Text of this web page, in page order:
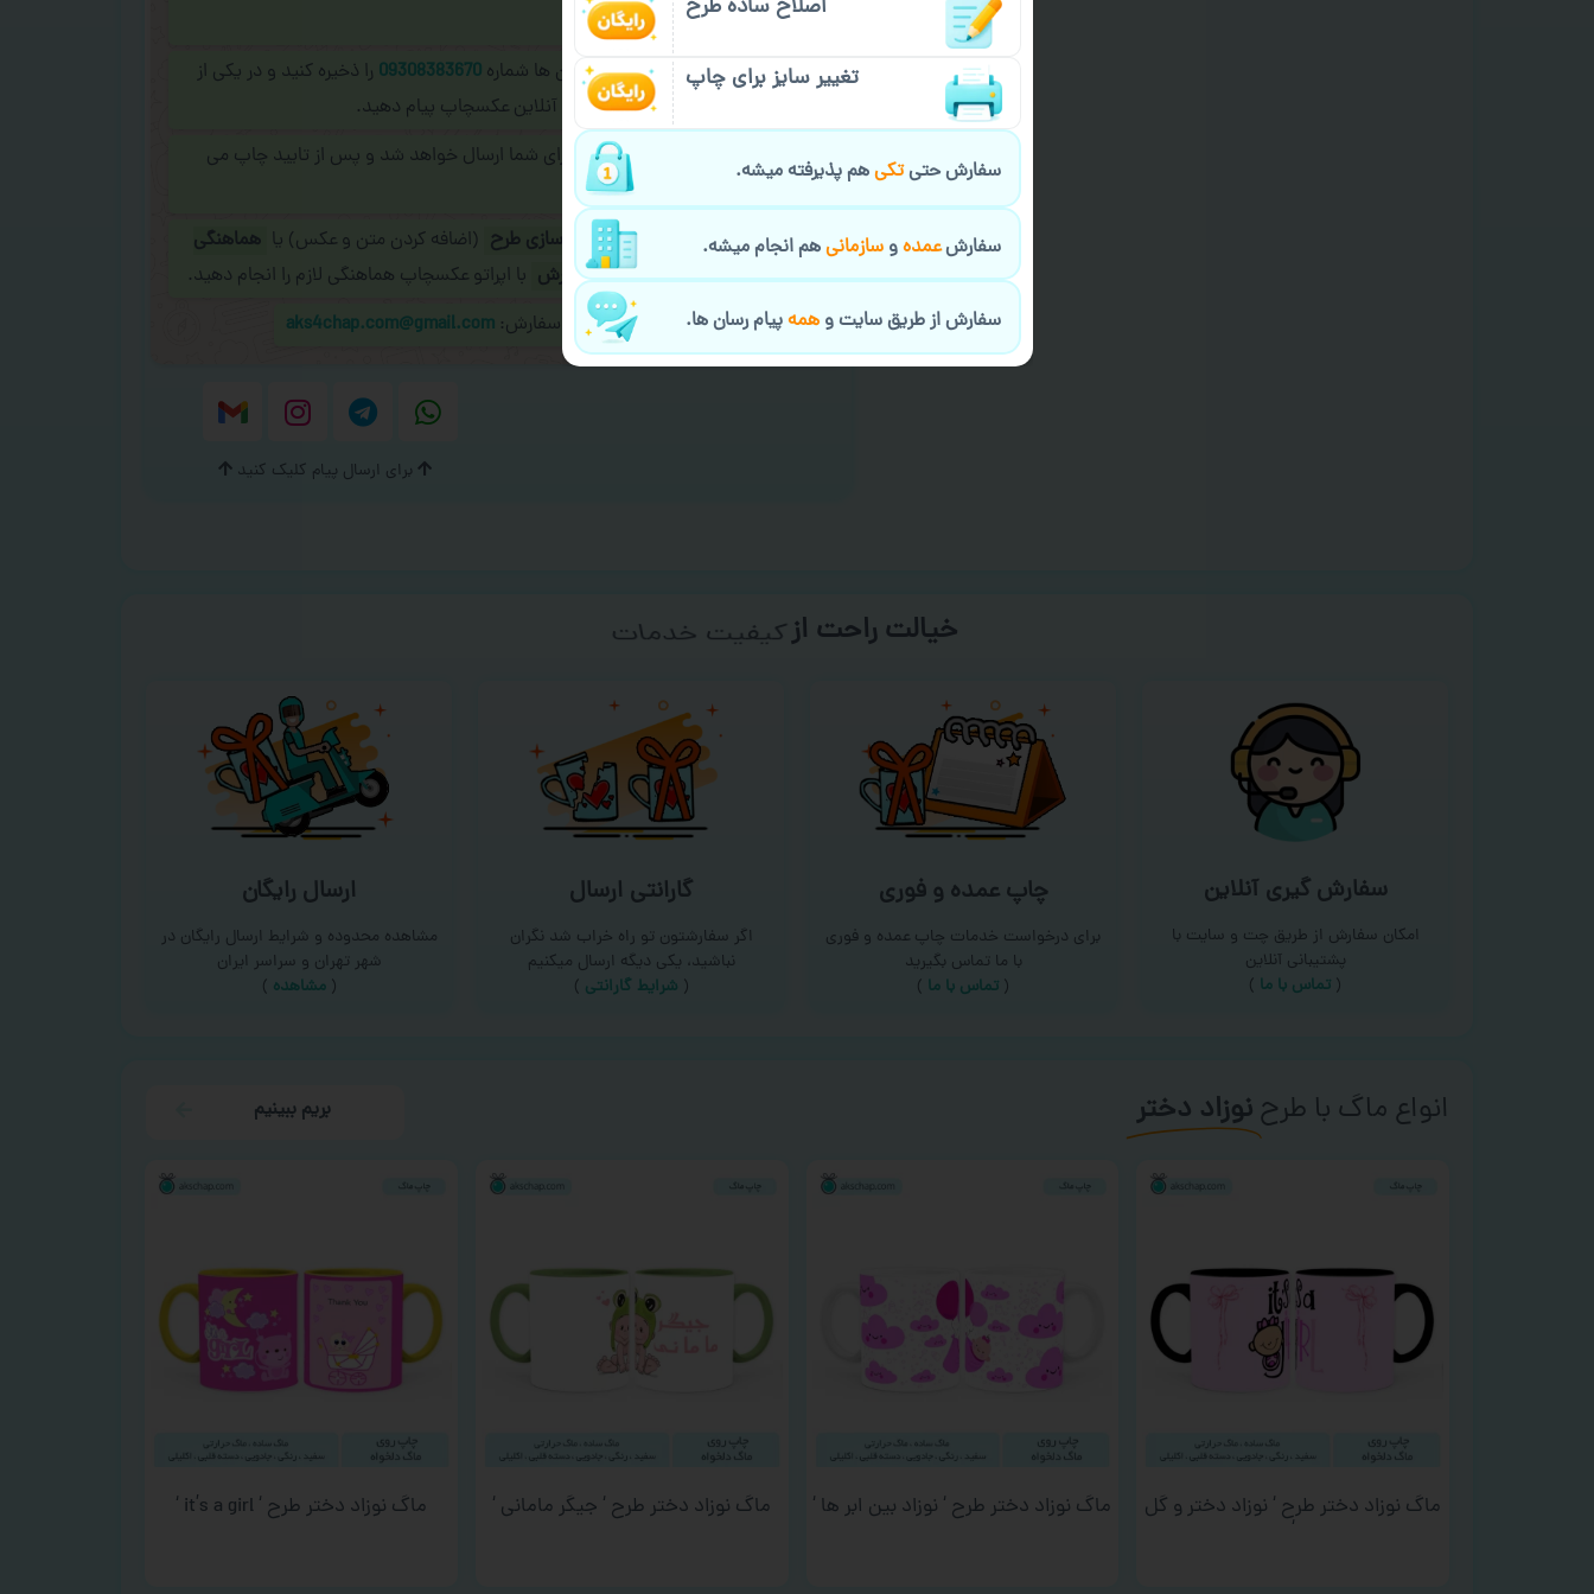
فرمایید.
برای ارسال پیام در پیام رسان ها شماره 09308383670 را ذخیره کنید و در یکی از
پیام رسان های زیر به اپراتور آنلاین عکسچاپ پیام دهید.
طراحی نهایی قبل از چاپ برای شما ارسال خواهد شد و پس از تایید چاپ می
در صورت نیاز به سفارشی سازی طرح (اضافه کردن متن و عکس) یا هماهنگی
ارسال و یا کادو کردن سفارش با اپراتو عکسچاپ هماهنگی لازم را انجام دهید.
ایمیل جهت ثبت یا پیگیری سفارش: aks4chap.com@gmail.com
برای ارسال پیام کلیک کنید
خیالت راحت ازسفارش گیری
سفارش گیری آنلاین
امکان سفارش از طریق چت و سایت با
پشتیبانی آنلاین
( تماس با ما‌ )
چاپ عمده و فوری
برای درخواست خدمات چاپ عمده و فوری
با ما تماس بگیرید
( تماس با ما )
گارانتی ارسال
اگر سفارشتون تو راه خراب شد نگران
نباشید، یکی دیگه ارسال میکنیم
( شرایط گارانتی )
ارسال رایگان
مشاهده محدوده و شرایط ارسال رایگان در
شهر تهران و سراسر ایران
(مشاهده )
انواع ماگ با طرحنوزاد دختر بریم ببینیم
ماگ نوزاد دختر طرح ‘ نوزاد دختر و گل
‘
ماگ نوزاد دختر طرح ‘ نوزاد بین ابر ها ‘ ماگ نوزاد دختر طرح ‘ جیگر مامانی ‘ ماگ نوزاد دختر طرح ‘ it’s a girl ‘
اصلاح ساده طرح
تغییر سایز برای چاپ
سفارش حتیتکیهم پذیرفته میشه.
سفارشعمدهوسازمانیهم انجام میشه.
سفارش از طریق سایت وهمهپیام رسان ها.